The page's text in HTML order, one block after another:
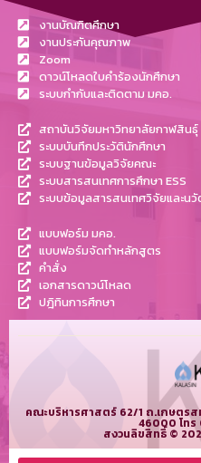
งานบัณฑิตศึกษา
งานประกันคุณภาพ
Zoom
ดาวน์โหลดใบคำร้องนักศึกษา
ระบบกำกับและติดตาม มคอ.
สถาบันวิจัยมหาวิทยาลัยกาฬสินธุ์
ระบบบันทึกประวัตินักศึกษา
ระบบฐานข้อมูลวิจัยคณะ
ระบบสารสนเทศการศึกษา ESS
ระบบข้อมูลสารสนเทศวิจัยและน
แบบฟอร์ม มคอ.
แบบฟอร์มจัดทำหลักสูตร
คำสั่ง
เอกสารดาวน์โหลด
ปฎิทินการศึกษา
คณะบริหารศาสตร์ 62/1 ถ.เกษตร
46000 โทร
สงวนลิขสิทธิ์ ©